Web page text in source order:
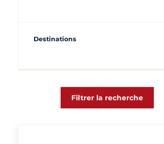
Destinations
Filtrer la recherche